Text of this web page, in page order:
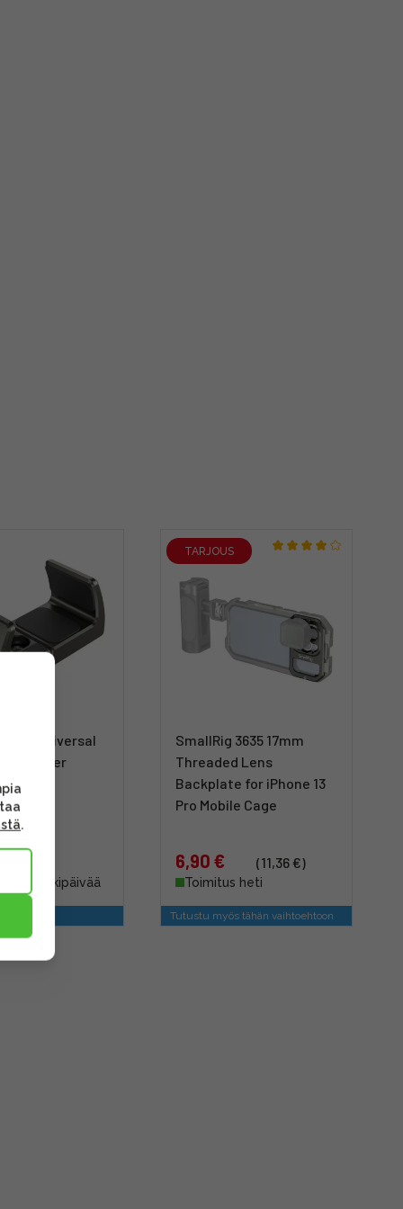
2790 Universal
Holder
4 - 6 arkipäivää
TARJOUS
SmallRig 3635 17mm
Threaded Lens
Backplate for iPhone 13
Pro Mobile Cage
6,90 € (11,36 €)
Toimitus heti
Tutustu myös tähän vaihtoehtoon
.